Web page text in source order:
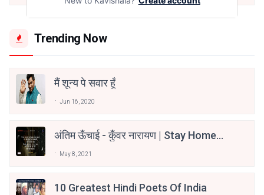
Trending Now
मैं शून्य पे सवार हूँ
Jun 16, 2020
अंतिम ऊँचाई - कुँवर नारायण | Stay Home
May 8, 2021
10 Greatest Hindi Poets Of India